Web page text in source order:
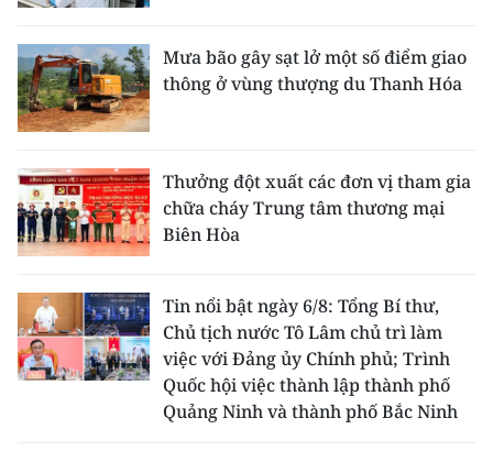
Mưa bão gây sạt lở một số điểm giao
thông ở vùng thượng du Thanh Hóa
Thưởng đột xuất các đơn vị tham gia
chữa cháy Trung tâm thương mại
Biên Hòa
Tin nổi bật ngày 6/8: Tổng Bí thư,
Chủ tịch nước Tô Lâm chủ trì làm
việc với Đảng ủy Chính phủ; Trình
Quốc hội việc thành lập thành phố
Quảng Ninh và thành phố Bắc Ninh